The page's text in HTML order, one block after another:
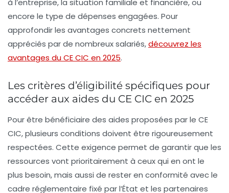
à l’entreprise, la situation familiale et financière, ou
encore le type de dépenses engagées. Pour
approfondir les avantages concrets nettement
appréciés par de nombreux salariés,découvrez les
avantages du CE CIC en 2025.
Les critères d’éligibilité spécifiques pour
accéder aux aides du CE CIC en 2025
Pour être bénéficiaire des aides proposées par le CE
CIC, plusieurs conditions doivent être rigoureusement
respectées. Cette exigence permet de garantir que les
ressources vont prioritairement à ceux qui en ont le
plus besoin, mais aussi de rester en conformité avec le
cadre réglementaire fixé par l’État et les partenaires